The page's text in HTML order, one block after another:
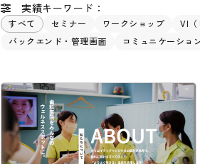
実績キーワード：
すべて セミナー ワークショップ VI（
バックエンド・管理画面
コミュニケーショ